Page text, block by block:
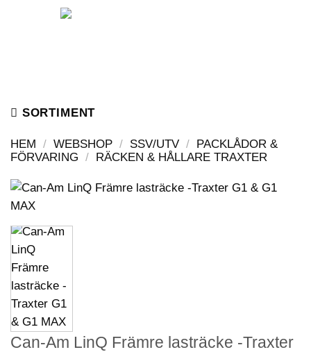
SORTIMENT
HEM / WEBSHOP / SSV/UTV / PACKLÅDOR &
FÖRVARING / RÄCKEN & HÅLLARE TRAXTER
Can-Am LinQ Främre lasträcke -Traxter